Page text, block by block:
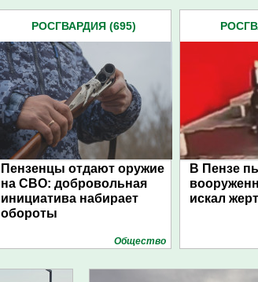
РОСГВАРДИЯ (695)
Пензенцы отдают оружие
на СВО: добровольная
инициатива набирает
обороты
Общество
В Пензе
искал